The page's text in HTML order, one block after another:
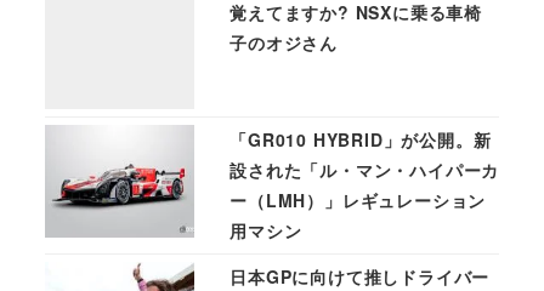
覚えてますか? NSXに乗る車椅
子のオジさん
「GR010 HYBRID」が公開。新
設された「ル・マン・ハイパーカ
ー（LMH）」レギュレーション
用マシン
日本GPに向けて推しドライバー